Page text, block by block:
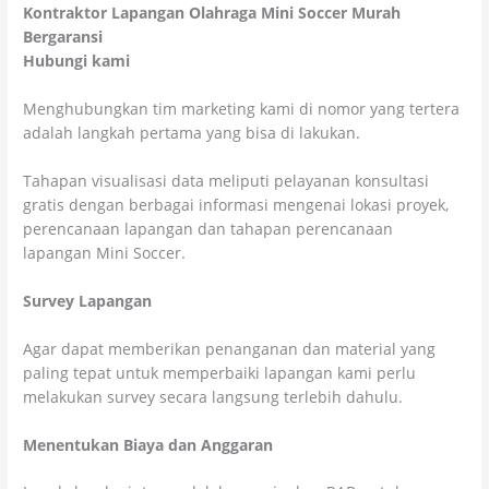
Kontraktor Lapangan Olahraga Mini Soccer Murah
Bergaransi
Hubungi kami
Menghubungkan tim marketing kami di nomor yang tertera
adalah langkah pertama yang bisa di lakukan.
Tahapan visualisasi data meliputi pelayanan konsultasi
gratis dengan berbagai informasi mengenai lokasi proyek,
perencanaan lapangan dan tahapan perencanaan
lapangan Mini Soccer.
Survey Lapangan
Agar dapat memberikan penanganan dan material yang
paling tepat untuk memperbaiki lapangan kami perlu
melakukan survey secara langsung terlebih dahulu.
Menentukan Biaya dan Anggaran